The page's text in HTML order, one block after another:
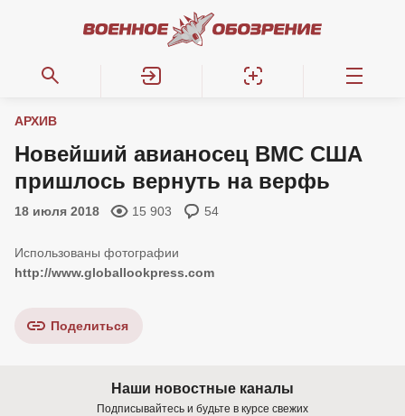
АРХИВ
Новейший авианосец ВМС США
пришлось вернуть на верфь
18 июля 2018 15 903 54
http://www.globallookpress.com
Поделиться
Наши новостные каналы
Подписывайтесь и будьте в курсе свежих